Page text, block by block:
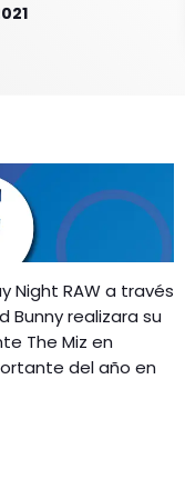
Night RAW a través
Bunny realizara su
The Miz en
del año en